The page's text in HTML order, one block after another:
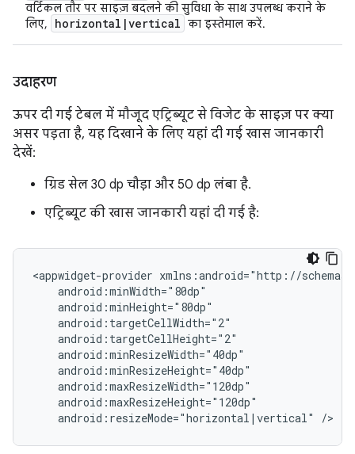
वर्टिकल तौर पर साइज़ बदलने की सुविधा के साथ उपलब्ध कराने के
लिए,
horizontal |vertical का इस्तेमाल करें.
उदाहरण
ऊपर दी गई टेबल में मौजूद एट्रिब्यूट से विजेट के साइज़ पर क्या
असर पड़ता है, यह दिखाने के लिए यहां दी गई खास जानकारी
देखें:
ग्रिड सेल 30 dp चौड़ा और 50 dp लंबा है.
एट्रिब्यूट की खास जानकारी यहां दी गई है:
<appwidget-provider
android:resizeMode="horizontal|vertical"